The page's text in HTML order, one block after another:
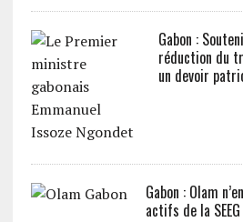
Gabon :
réduction du
un devoir
Gabon : Olam
actifs de la SEEG